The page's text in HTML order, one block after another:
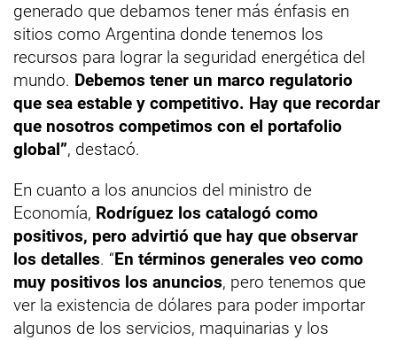
generado que debamos tener más énfasis en
sitios como Argentina donde tenemos los
recursos para lograr la seguridad energética del
mundo. Debemos tener un marco regulatorio
que sea estable y competitivo. Hay que recordar
que nosotros competimos con el portafolio
global”, destacó.
En cuanto a los anuncios del ministro de
Economía, Rodríguez los catalogó como
positivos, pero advirtió que hay que observar
los detalles. “En términos generales veo como
muy positivos los anuncios, pero tenemos que
ver la existencia de dólares para poder importar
algunos de los servicios, maquinarias y los